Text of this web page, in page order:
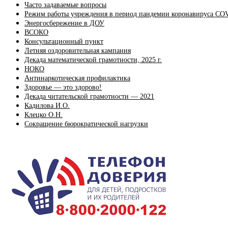
Часто задаваемые вопросы
Режим работы учреждения в период пандемии коронавируса
Энергосбережение в ДОУ
ВСОКО
Консультационный пункт
Летняя оздоровительная кампания
Декада математической грамотности, 2025 г.
НОКО
Антинаркотическая профилактика
Здоровье — это здорово!
Декада читательской грамотности — 2021
Кадилова И.О.
Клецко О.Н.
Сокращение бюрократической нагрузки